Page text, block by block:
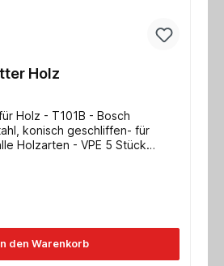
Holz
Holz - T101B - Bosch
konisch geschliffen- für
Holzarten - VPE 5 Stück
den Warenkorb